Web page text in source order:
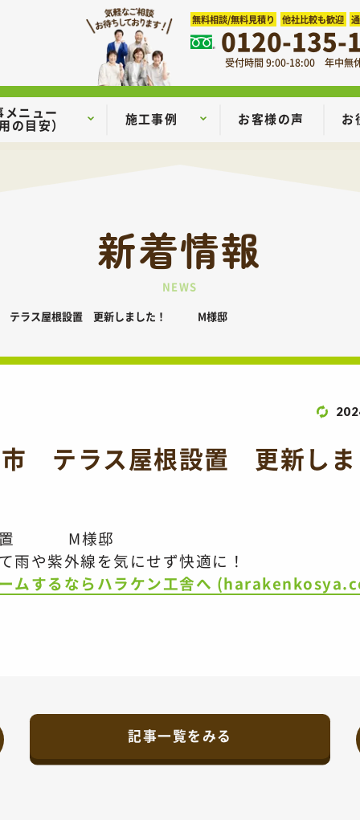
無料相談/無料見積り 他社比較も歓迎
0120-135-
受付時間 9:00-18:00 年中無
メニュー
の目安） 施工事例 お客様の声 お
新着情報
NEWS
テラス屋根設置 更新しました！ M様邸
市 テラス屋根設置 更
置 M様邸
雨や紫外線を気にせず快適に！
ムするならハラケン工舎へ
記事一覧をみる